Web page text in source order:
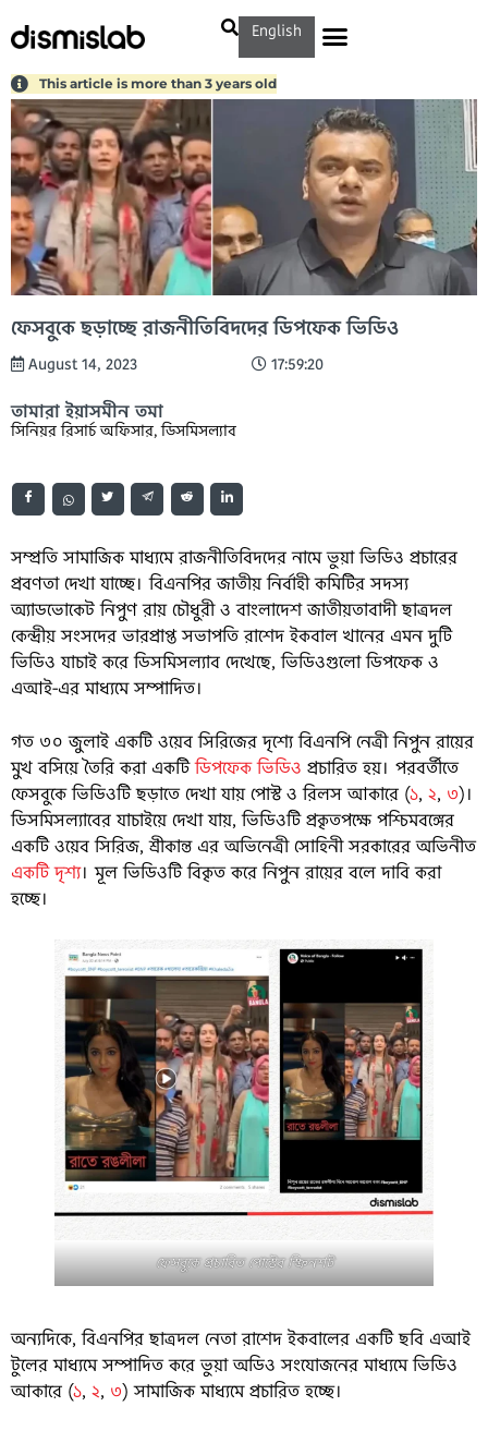
English
This article is more than 3 years old
ফেসবুকে ছড়াচ্ছে রাজনীতিবিদদের ডিপফেক ভিডিও
August 14, 2023 17:59:20
তামারা ইয়াসমীন তমা
সিনিয়র রিসার্চ অফিসার, ডিসমিসল্যাব
সম্প্রতি সামাজিক মাধ্যমে রাজনীতিবিদদের নামে ভুয়া ভিডিও প্রচারের
প্রবণতা দেখা যাচ্ছে। বিএনপির জাতীয় নির্বাহী কমিটির সদস্য
অ্যাডভোকেট নিপুণ রায় চৌধুরী ও বাংলাদেশ জাতীয়তাবাদী ছাত্রদল
কেন্দ্রীয় সংসদের ভারপ্রাপ্ত সভাপতি রাশেদ ইকবাল খানের এমন দুটি
ভিডিও যাচাই করে ডিসমিসল্যাব দেখেছে, ভিডিওগুলো ডিপফেক ও
এআই-এর মাধ্যমে সম্পাদিত।
গত ৩০ জুলাই একটি ওয়েব সিরিজের দৃশ্যে বিএনপি নেত্রী নিপুন রায়ের
মুখ বসিয়ে তৈরি করা একটিডিপফেক ভিডিও প্রচারিত হয়। পরবর্তীতে
ফেসবুকে ভিডিওটি ছড়াতে দেখা যায় পোস্ট ও রিলস আকারে (১, ২, ৩)।
ডিসমিসল্যাবের যাচাইয়ে দেখা যায়, ভিডিওটি প্রকৃতপক্ষে পশ্চিমবঙ্গের
একটি ওয়েব সিরিজ, শ্রীকান্ত এর অভিনেত্রী সোহিনী সরকারের অভিনীত
একটি দৃশ্য। মূল ভিডিওটি বিকৃত করে নিপুন রায়ের বলে দাবি করা
হচ্ছে।
ফেসবুকে প্রচারিত পোস্টের স্ক্রিনশট
অন্যদিকে, বিএনপির ছাত্রদল নেতা রাশেদ ইকবালের একটি ছবি এআই
টুলের মাধ্যমে সম্পাদিত করে ভুয়া অডিও সংযোজনের মাধ্যমে ভিডিও
আকারে (১, ২, ৩) সামাজিক মাধ্যমে প্রচারিত হচ্ছে।